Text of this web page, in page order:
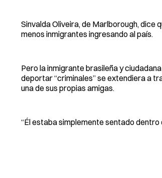
Sinvalda Oliveira, de Marlborough,
menos inmigrantes ingresando al país.
Pero la inmigrante brasileña y
deportar “criminales” se extendiera a
una de sus propias amigas.
“Él estaba simplemente sentado